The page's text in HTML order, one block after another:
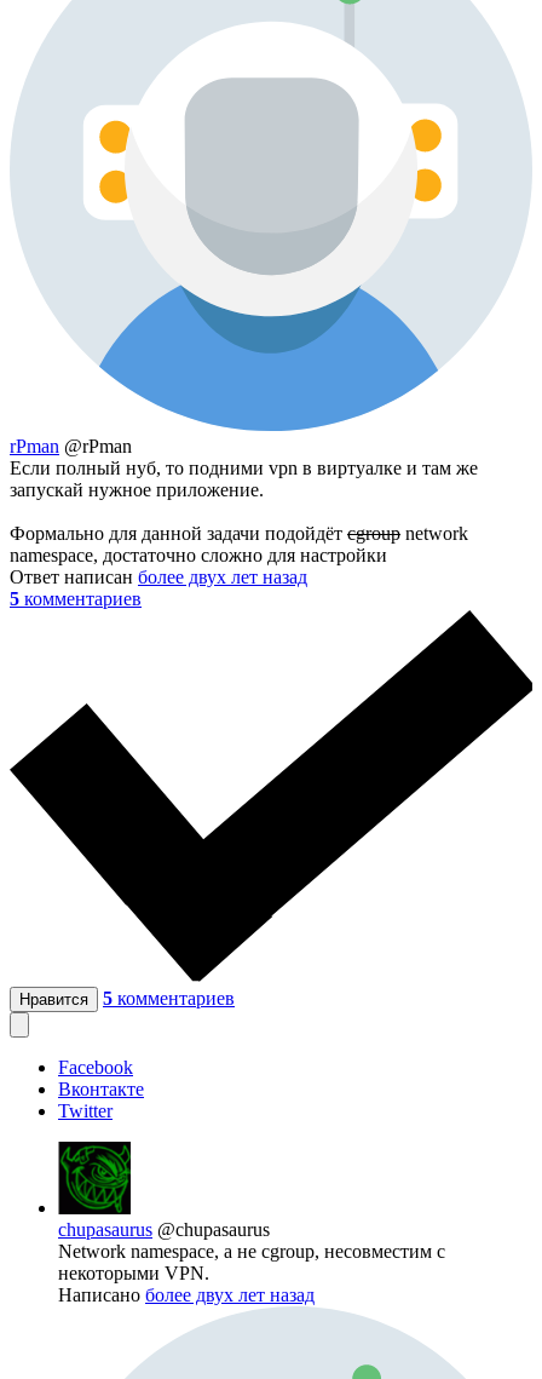
rPman @rPman
Если полный нуб, то подними vpn в виртуалке и там же
запускай нужное приложение.
Формально для данной задачи подойдёт cgroup network
namespace, достаточно сложно для настройки
Ответ написан более двух лет назад
5 комментариев
Нравится 5 комментариев
Facebook
Вконтакте
Twitter
chupasaurus @chupasaurus
Network namespace, а не cgroup, несовместим с
некоторыми VPN.
Написано более двух лет назад